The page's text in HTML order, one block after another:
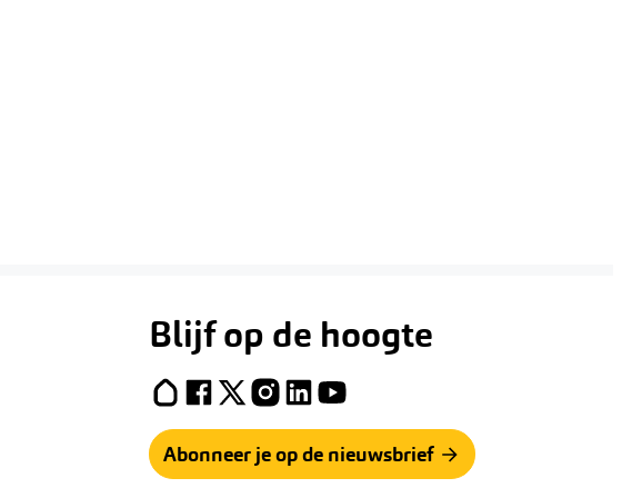
Blijf op de hoogte
HoplrFacebook
X (Twitter)
Instagram
LinkedInYouTube
Abonneer je op de nieuwsbrief